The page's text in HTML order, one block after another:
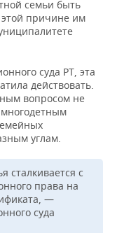
семьи быть
причине им
суда РТ, эта
действовать.
вопросом не
углам.
сталкивается с
права на
—
суда